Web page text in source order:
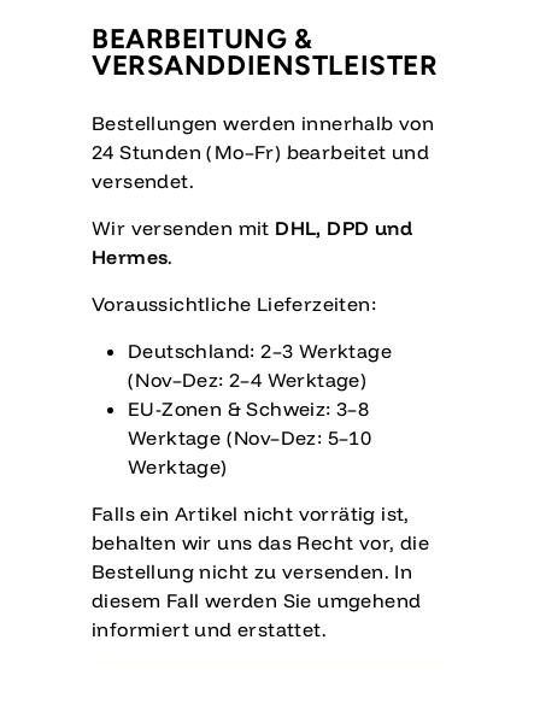
BEARBEITUNG &
VERSANDDIENSTLEISTER
Bestellungen werden innerhalb von
24 Stunden (Mo–Fr) bearbeitet und
versendet.
Wir versenden mit DHL, DPD und
Hermes.
Voraussichtliche Lieferzeiten:
Deutschland: 2–3 Werktage
(Nov–Dez: 2–4 Werktage)
EU-Zonen & Schweiz: 3–8
Werktage (Nov–Dez: 5–10
Werktage)
Falls ein Artikel nicht vorrätig ist,
behalten wir uns das Recht vor, die
Bestellung nicht zu versenden. In
diesem Fall werden Sie umgehend
informiert und erstattet.
Anmeldung erforderlich
Melden Sie sich bei Ihrem Konto an, um
hinzuzufügen und Ihre zuvor gespeicherten
Artikel anzuzeigen.
Login